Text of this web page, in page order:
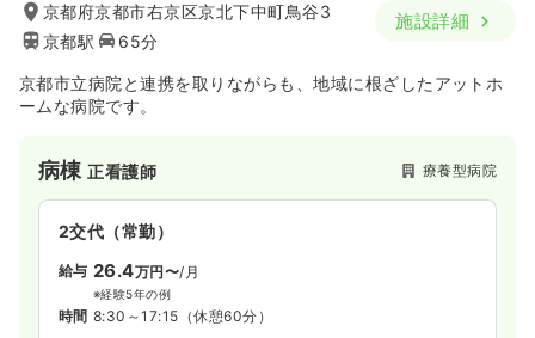
京都府京都市右京区京北下中町鳥谷3
京都駅
65分
施設詳細
京都市立病院と連携を取りながらも、地域に根ざしたアットホ
ームな病院です。
病棟正看護師 療養型病院
2交代（常勤）
給与 26.4万円〜/月
※経験5年の例
時間 8:30～17:15 （休憩60分）